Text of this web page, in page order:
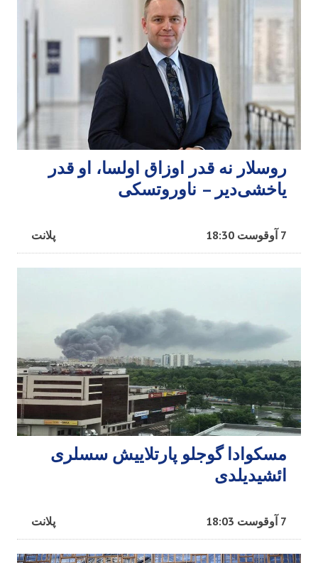
روسلار نه قدر اوزاق اولسا، او قدر
یاخشی‌دیر – ناوروتسکی
پلانت 7 آوقوست 18:30
مسکوادا گوجلو پارتلاییش سسلری
ائشیدیلدی
پلانت 7 آوقوست 18:03